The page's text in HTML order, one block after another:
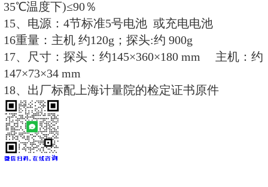
3、避光材料：进口铝膜
4、有效测量面积：180cm2
5、测量范围：
计数：0～100000 CPS
α：0.01 – 200 Bq/cm2
β：0.1 – 200 Bq/cm2
6、显示单位：CPS、CPM、Bq和